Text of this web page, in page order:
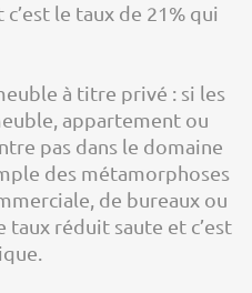
le taux de 21% qui
à titre privé : si les
appartement ou
pas dans le domaine
des métamorphoses
de bureaux ou
taux réduit saute et c’est